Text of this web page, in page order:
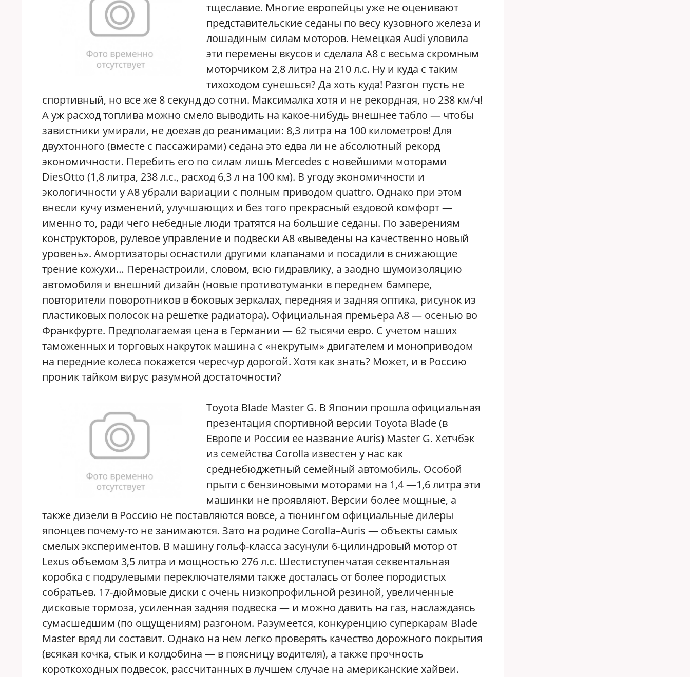
тщеславие. Многие европейцы уже не оценивают
представительские седаны по весу кузовного железа и
лошадиным силам моторов. Немецкая Audi уловила
эти перемены вкусов и сделала А8 с весьма скромным
моторчиком 2,8 литра на 210 л.с. Ну и куда с таким
тихоходом сунешься? Да хоть куда! Разгон пусть не
спортивный, но все же 8 секунд до сотни. Максималка хотя и не рекордная, но 238 км/ч!
А уж расход топлива можно смело выводить на какое-нибудь внешнее табло — чтобы
завистники умирали, не доехав до реанимации: 8,3 литра на 100 километров! Для
двухтонного (вместе с пассажирами) седана это едва ли не абсолютный рекорд
экономичности. Перебить его по силам лишь Mercedes с новейшими моторами
DiesOtto (1,8 литра, 238 л.с., расход 6,3 л на 100 км). В угоду экономичности и
экологичности у А8 убрали вариации с полным приводом quattro. Однако при этом
внесли кучу изменений, улучшающих и без того прекрасный ездовой комфорт —
именно то, ради чего небедные люди тратятся на большие седаны. По заверениям
конструкторов, рулевое управление и подвески А8 «выведены на качественно новый
уровень». Амортизаторы оснастили другими клапанами и посадили в снижающие
трение кожухи… Перенастроили, словом, всю гидравлику, а заодно шумоизоляцию
автомобиля и внешний дизайн (новые противотуманки в переднем бампере,
повторители поворотников в боковых зеркалах, передняя и задняя оптика, рисунок из
пластиковых полосок на решетке радиатора). Официальная премьера А8 — осенью во
Франкфурте. Предполагаемая цена в Германии — 62 тысячи евро. С учетом наших
таможенных и торговых накруток машина с «некрутым» двигателем и моноприводом
на передние колеса покажется чересчур дорогой. Хотя как знать? Может, и в Россию
проник тайком вирус разумной достаточности?
Toyota Blade Master G. В Японии прошла официальная
презентация спортивной версии Toyota Blade (в
Европе и России ее название Auris) Master G. Хетчбэк
из семейства Corolla известен у нас как
среднебюджетный семейный автомобиль. Особой
прыти с бензиновыми моторами на 1,4 —1,6 литра эти
машинки не проявляют. Версии более мощные, а
также дизели в Россию не поставляются вовсе, а тюнингом официальные дилеры
японцев почему-то не занимаются. Зато на родине Corolla–Auris — объекты самых
смелых экспериментов. В машину гольф-класса засунули 6-цилиндровый мотор от
Lexus объемом 3,5 литра и мощностью 276 л.с. Шестиступенчатая секвентальная
коробка с подрулевыми переключателями также досталась от более породистых
собратьев. 17-дюймовые диски с очень низкопрофильной резиной, увеличенные
дисковые тормоза, усиленная задняя подвеска — и можно давить на газ, наслаждаясь
сумасшедшим (по ощущениям) разгоном. Разумеется, конкуренцию суперкарам Blade
Master вряд ли составит. Однако на нем легко проверять качество дорожного покрытия
(всякая кочка, стык и колдобина — в поясницу водителя), а также прочность
короткоходных подвесок, рассчитанных в лучшем случае на американские хайвеи.